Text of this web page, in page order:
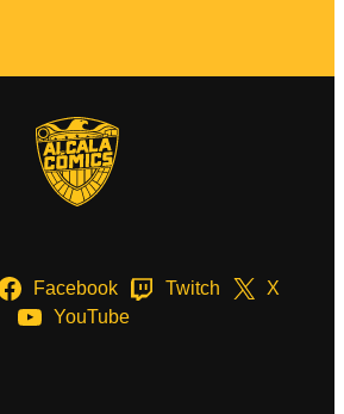
Facebook Twitch
X
YouTube